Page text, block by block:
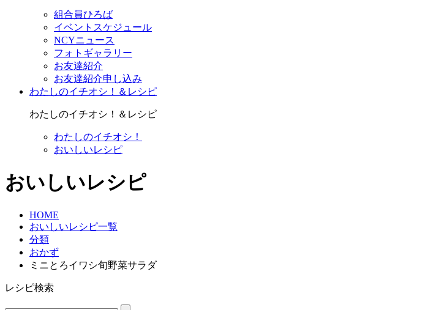
組合員ひろば
イベントスケジュール
NCYニュース
フォトギャラリー
お友達紹介
お友達紹介申し込み
わたしのイチオシ！＆レシピ
わたしのイチオシ！＆レシピ
わたしのイチオシ！
おいしいレシピ
おいしいレシピ
HOME
おいしいレシピ一覧
分類
おかず
ミニとろイワシ旬野菜サラダ
レシピ検索